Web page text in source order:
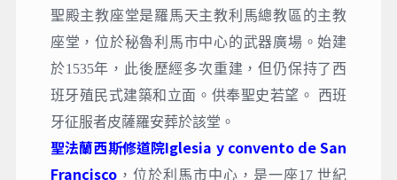
聖殿主教座堂是羅馬天主教利馬總教區的主教
座堂，位於秘魯利馬市中心的武器廣場。始建
於1535年，此後歷經多次重建，但仍保持了西
班牙殖民式建築和立面。供奉聖史若望。 西班
牙征服者皮薩羅安葬於該堂。
聖法蘭西斯修道院Iglesia y convento de San
Francisco， 位於利馬市中心，是一座17 世紀